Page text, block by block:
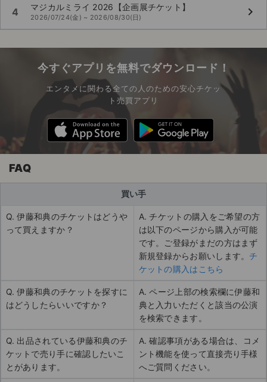
4 マジカルミライ 2026【企画展チケット】
2026/07/24(金) ~ 2026/08/30(日) keyboard_arrow_right
今すぐアプリを無料でダウンロード！
エンタメに関わる全ての人のための安心チケッ
ト売買アプリ
FAQ
買い手
Q. 伊藤和典のチケットはどうや
って買えますか？
A. チケットの購入をご希望の方
は以下のページから購入が可能
です。ご登録がまだの方はまず
新規登録からお願いします。 チ
ケットの購入はこちら
Q. 伊藤和典のチケットを探すに
はどうしたらいいですか？
A. ページ上部の検索欄に伊藤和
典と入力いただくと該当の公演
を検索できます。
Q. 出品されている伊藤和典のチ
ケットで売り手に確認したいこ
とがあります。
A. 確認事項がある場合は、コメ
ント機能を使って直接売り手様
へご質問ください。